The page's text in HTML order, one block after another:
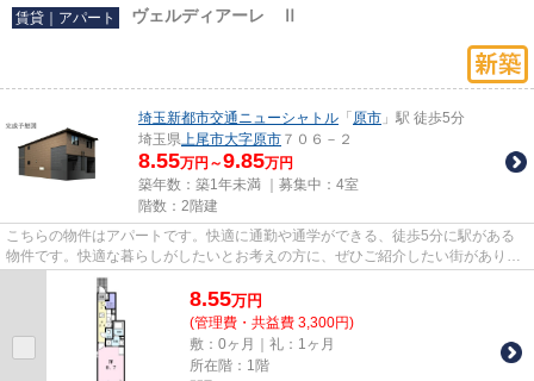
賃貸｜アパート ヴェルディアーレ Ⅱ
埼玉新都市交通ニューシャトル 「 原市 」駅 徒歩5分
埼玉県上尾市大字原市 ７０６－２
8.55万円～9.85万円
築年数：築1年未満 ｜募集中： 4室
階数：2階建
こちらの物件はアパートです。快適に通勤や通学ができる、徒歩5分に駅がある
物件です。快適な暮らしがしたいとお考えの方に、ぜひご紹介したい街がありま
す。それは上尾市エリアです。...
8.55万円
(管理費・共益費 3,300円)
敷：0ヶ月｜礼：1ヶ月
所在階：1階